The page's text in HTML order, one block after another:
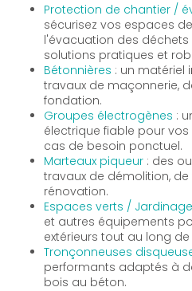
Protection de chantier /
sécurisez vos espaces
l'évacuation des
solutions pratiques et
Bétonnières : un matériel
travaux de maçonnerie,
fondation.
Groupes électrogènes :
électrique fiable pour
cas de besoin ponctuel.
Marteaux piqueur : des
travaux de démolition,
rénovation.
Espaces verts / Jardinage
et autres équipements
extérieurs tout au long de
Tronçonneuses
performants adaptés à
bois au béton.